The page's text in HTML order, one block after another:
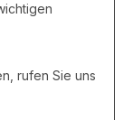
rufen Sie uns